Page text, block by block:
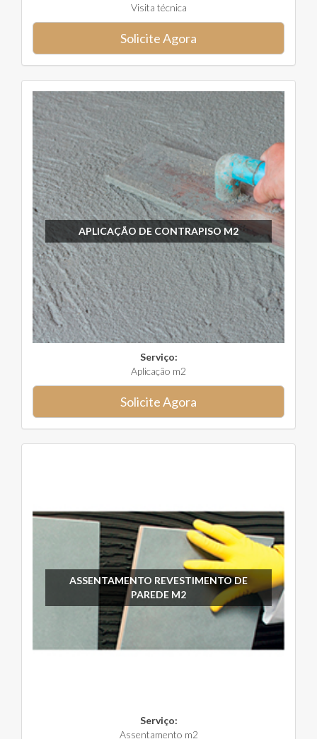
Visita técnica
Solicite Agora
APLICAÇÃO DE CONTRAPISO M2
Serviço:
Aplicação m2
Solicite Agora
ASSENTAMENTO REVESTIMENTO DE
PAREDE M2
Serviço:
Assentamento m2